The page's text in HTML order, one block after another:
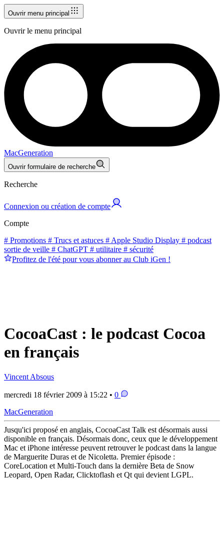
Ouvrir menu principal
Ouvrir le menu principal
MacGeneration
Ouvrir formulaire de recherche
Recherche
Connexion ou création de compte
Compte
# Promotions # Trucs et astuces # Apple Studio Display # podcast
sortie de veille # ChatGPT # utilitaire # sécurité
Profitez de l'été pour vous abonner au Club iGen !
CocoaCast : le podcast Cocoa
en français
Vincent Absous
mercredi 18 février 2009 à 15:22 • 0
MacGeneration
Jusqu'ici proposé en anglais, CocoaCast Talk est désormais aussi
disponible en français. Désormais donc, ceux que le développement
Mac et iPhone intéresse peuvent retrouver le podcast dans la langue
de Marguerite Duras et de Nicoletta. Premier épisode :
CoreLocation et Multi-Touch dans la dernière Beta de Snow
Leopard, Open Radar, Clicktoflash et Qt qui devient LGPL.